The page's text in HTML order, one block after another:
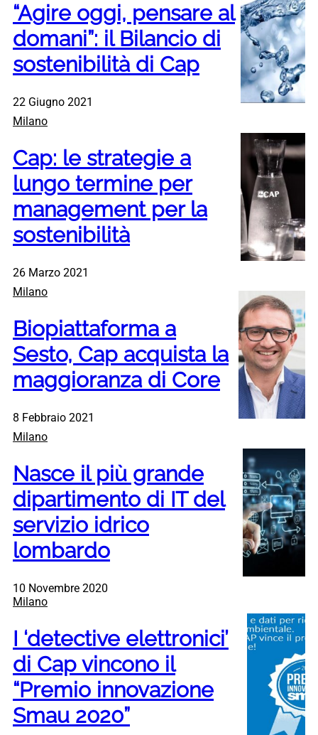
“Agire oggi, pensare al
domani”: il Bilancio di
sostenibilità di Cap
22 Giugno 2021
Milano
Cap: le strategie a
lungo termine per
management per la
sostenibilità
26 Marzo 2021
Milano
Biopiattaforma a
Sesto, Cap acquista la
maggioranza di Core
8 Febbraio 2021
Milano
Nasce il più grande
dipartimento di IT del
servizio idrico
lombardo
10 Novembre 2020
Milano
I ‘detective elettronici’
di Cap vincono il
“Premio innovazione
Smau 2020”